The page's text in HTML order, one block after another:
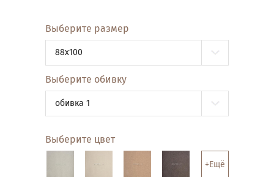
Выберите размер
88x100
Выберите обивку
обивка 1
Выберите цвет
+Ещё